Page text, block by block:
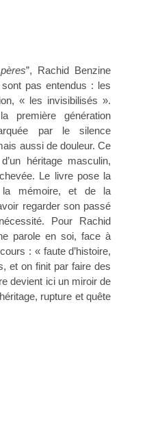
”, Rachid Benzine
pas entendus : les
« les invisibilisés ».
première génération
par le silence
aussi de douleur. Ce
héritage masculin,
Le livre pose la
mémoire, et de la
regarder son passé
Pour Rachid
parole en soi, face à
: « faute d’histoire,
et on finit par faire des
devient ici un miroir de
rupture et quête